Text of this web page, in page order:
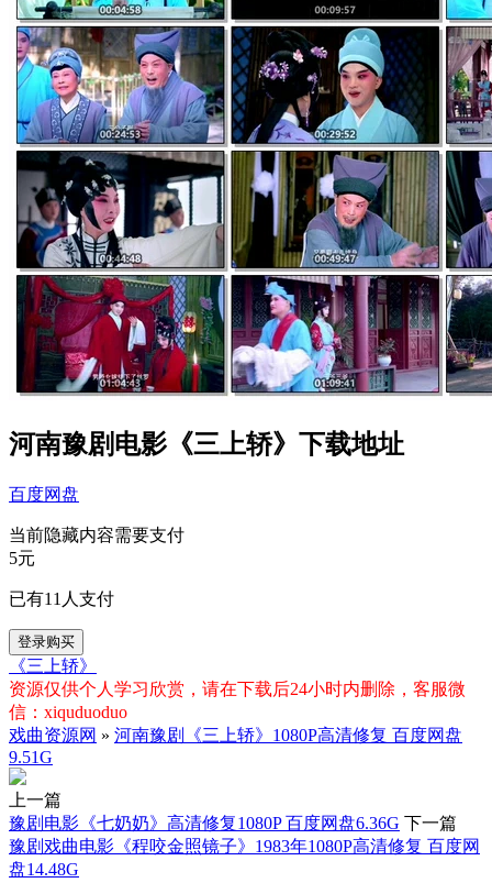
河南豫剧电影《三上轿》下载地址
百度网盘
当前隐藏内容需要支付
5元
已有11 人支付
登录购买
《三上轿》
资源仅供个人学习欣赏，请在下载后24小时内删除，客服微
信：xiquduoduo
戏曲资源网 » 河南豫剧《三上轿》1080P高清修复 百度网盘
9.51G
上一篇
豫剧电影《七奶奶》高清修复1080P 百度网盘6.36G 下一篇
豫剧戏曲电影《程咬金照镜子》1983年1080P高清修复 百度网
盘14.48G